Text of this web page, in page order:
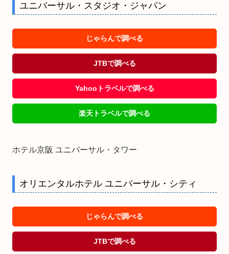
ユニバーサル・スタジオ・ジャパン
じゃらんで調べる
JTBで調べる
Yahooトラベルで調べる
楽天トラベルで調べる
ホテル京阪 ユニバーサル・タワー
オリエンタルホテル ユニバーサル・シティ
じゃらんで調べる
JTBで調べる